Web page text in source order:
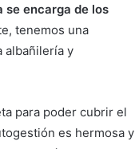
se encarga de los
tenemos una
albañilería y
para poder cubrir el
es hermosa y